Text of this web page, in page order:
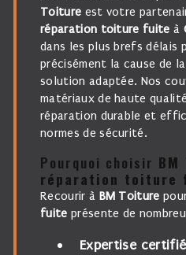
Toiture est votre
réparation toiture fuite à
dans les plus brefs délais
précisément la cause de
solution adaptée. Nos
matériaux de haute
réparation durable et
normes de sécurité.
Pourquoi choisir
réparation toiture
Recourir à BM Toiture
fuite présente de
Expertise